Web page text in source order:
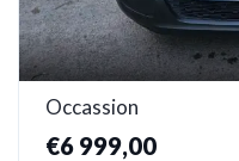
Occassion
€6 999,00